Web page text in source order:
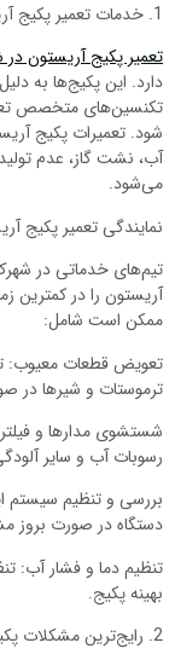
1. خدمات تعمیر پکیج آریستون در شهرک فاطمیه قم
تعمیر پکیج آریستون
دارد. این پکیج‌ها به
تکنسین‌های متخصص
شود. تعمیرات پکیج
آب، نشت گاز، عدم
می‌شود.
نمایندگی تعمیر پکیج
تیم‌های خدماتی در
آریستون را در کمترین
ممکن است شامل:
تعویض قطعات معیوب:
ترموستات و شیرها در
شستشوی مدارها و
رسوبات آب و سایر
بررسی و تنظیم سیستم
دستگاه در صورت بروز
تنظیم دما و فشار آب:
بهینه پکیج.
2. رایج‌ترین مشکلات پکیج آریستون و نحوه تعمیر آنها